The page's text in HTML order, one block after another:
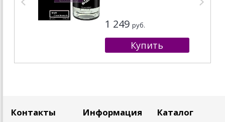
1 249 руб.
Контакты Информация Каталог